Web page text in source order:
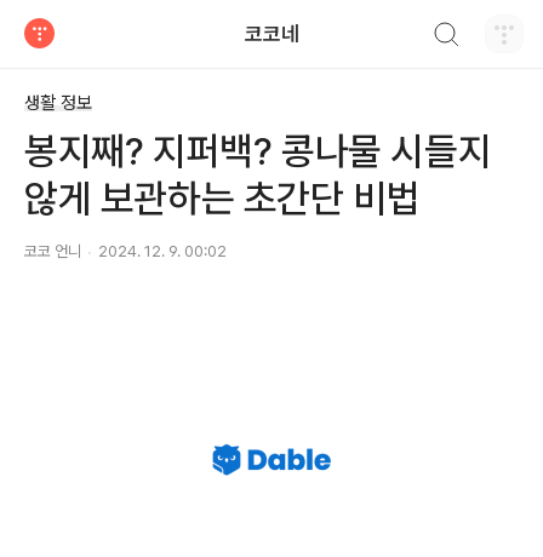
코코네
생활 정보
봉지째? 지퍼백? 콩나물 시들지
않게 보관하는 초간단 비법
코코 언니 2024. 12. 9. 00:02